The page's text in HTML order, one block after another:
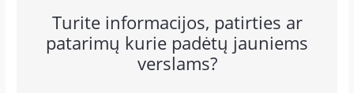
Turite informacijos, patirties ar
patarimų kurie padėtų jauniems
verslams?